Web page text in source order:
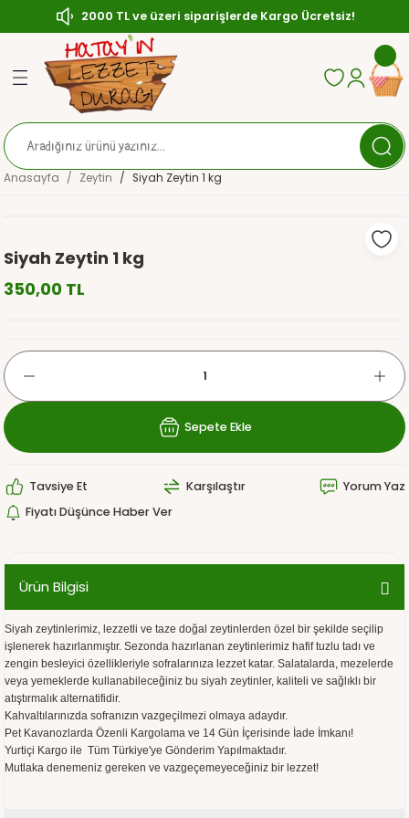
2000 TL ve üzeri siparişlerde Kargo Ücretsiz!
Geri Dön
Geri Dön
(Çerezlik) Zeytin
Geri Dön
Anasayfa Zeytin Siyah Zeytin 1 kg
Siyah Zeytin 1 kg
350,00 TL
Sepete Ekle
Tavsiye Et Karşılaştır
Yorum Yaz
Fiyatı Düşünce Haber Ver
Ürün Bilgisi
Siyah zeytinlerimiz, lezzetli ve taze doğal zeytinlerden özel bir şekilde seçilip
işlenerek hazırlanmıştır. Sezonda hazırlanan zeytinlerimiz hafif tuzlu tadı ve
zengin besleyici özellikleriyle sofralarınıza lezzet katar. Salatalarda, mezelerde
veya yemeklerde kullanabileceğiniz bu siyah zeytinler, kaliteli ve sağlıklı bir
atıştırmalık alternatifidir.
Kahvaltılarınızda sofranızın vazgeçilmezi olmaya adaydır.
Pet Kavanozlarda Özenli Kargolama ve 14 Gün İçerisinde İade İmkanı!
Yurtiçi Kargo ile Tüm Türkiye'ye Gönderim Yapılmaktadır.
Mutlaka denemeniz gereken ve vazgeçemeyeceğiniz bir lezzet!